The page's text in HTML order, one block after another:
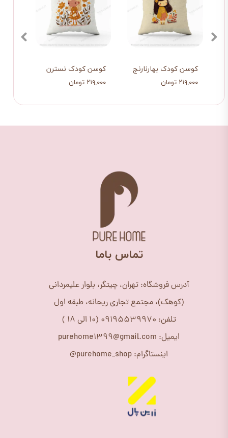
کوسن کودک نسترن
۲۱۹,۰۰۰ تومان
کوسن کودک بهارنارنج
۲۱۹,۰۰۰ تومان
​تماس باما
آدرس فروشگاه: تهران، چیتگر، بلوار علیمردانی
(کوهک)، مجتمع تجاری ریحانه، طبقه اول
تلفن: 09195539970 (10 الی 18 )
ایمیل: purehome1399@gmail.com
اینستاگرام: purehome_shop@